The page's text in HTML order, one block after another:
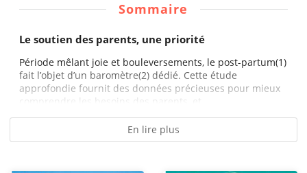
Sommaire
Le soutien des parents, une priorité
Période mêlant joie et bouleversements, le post-partum(1)
fait l’objet d’un baromètre(2) dédié. Cette étude
approfondie fournit des données précieuses pour mieux
comprendre les besoins des parents, et...
En lire plus